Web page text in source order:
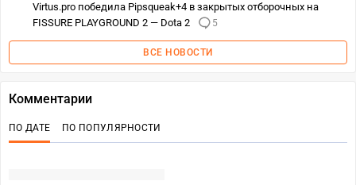
Virtus.pro победила Pipsqueak+4 в закрытых отборочных на
FISSURE PLAYGROUND 2 — Dota 2
5
ВСЕ НОВОСТИ
Комментарии
ПО ДАТЕ ПО ПОПУЛЯРНОСТИ